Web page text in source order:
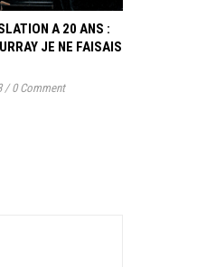
A 20 ANS :
JE NE FAISAIS
/ 0 Comment